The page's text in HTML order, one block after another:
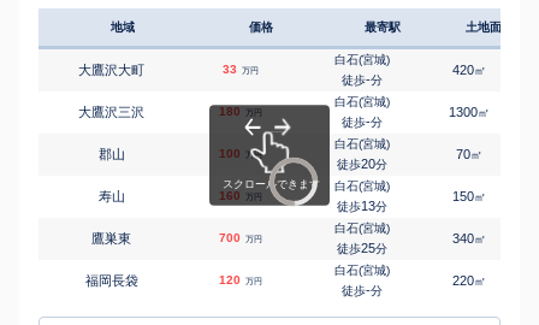
地域 価格 最寄駅 土地面積
大鷹沢大町 33 万円
白石(宮城)
徒歩-分
420㎡
大鷹沢三沢 180 万円
白石(宮城)
徒歩-分
1300㎡
郡山 100 万円
白石(宮城)
徒歩20分
70㎡
寿山 160 万円
白石(宮城)
徒歩13分
150㎡
鷹巣東 700 万円
白石(宮城)
徒歩25分
340㎡
福岡長袋 120 万円
白石(宮城)
徒歩-分
220㎡